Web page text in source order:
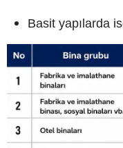
Basit yapılarda